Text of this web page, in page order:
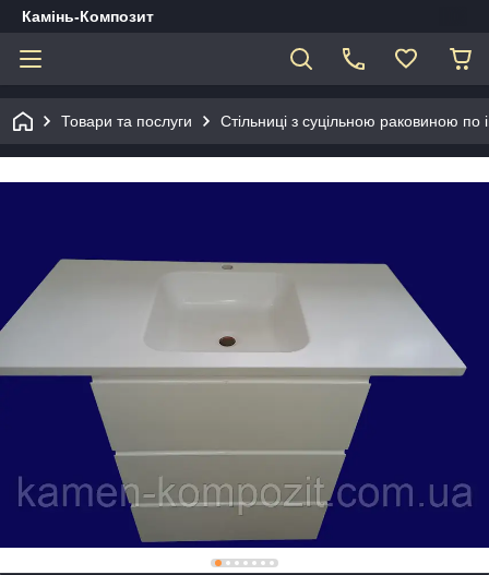
Камінь-Композит
Товари та послуги Стільниці з суцільною раковиною по